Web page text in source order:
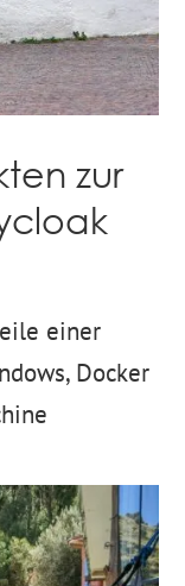
zur
einer
Docker